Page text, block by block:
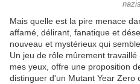
Mais quelle est la pire menace
affamé, délirant, fanatique et
nouveau et mystérieux qui
Un jeu de rôle mûrement
mes yeux, offre une proposition
distinguer d'un Mutant Year Zero